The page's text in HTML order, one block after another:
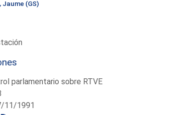
(GS)
parlamentario sobre RTVE
11/1991